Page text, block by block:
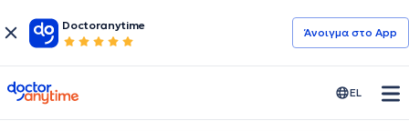
Doctoranytime
Άνοιγμα στο App
doctoranytime EL